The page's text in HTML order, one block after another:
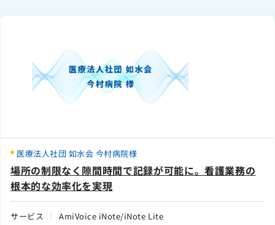
医療法人社団 如水会 今村病院様
場所の制限なく隙間時間で記録が可能に。看護業務の
根本的な効率化を実現
サービス
AmiVoice iNote/iNote Lite